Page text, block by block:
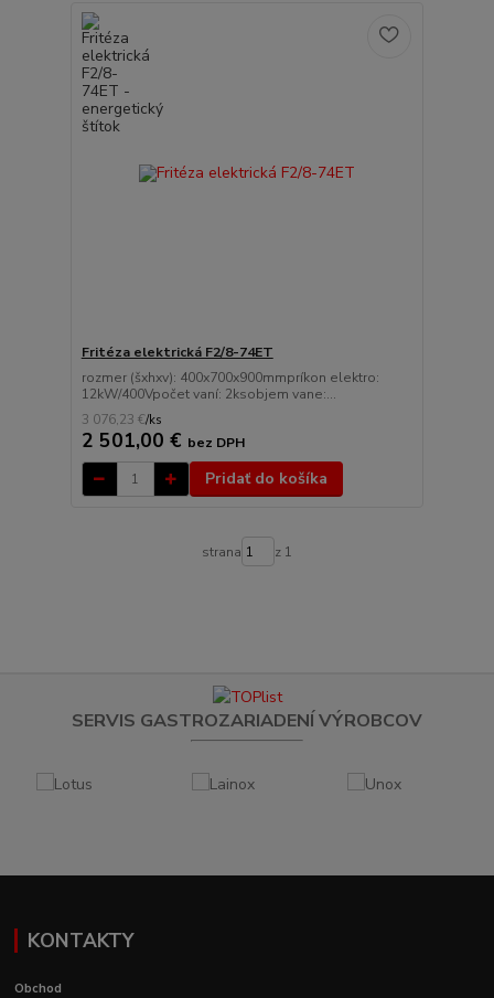
Fritéza elektrická F2/8-74ET
rozmer (šxhxv): 400x700x900mmpríkon elektro:
12kW/400Vpočet vaní: 2ksobjem vane:...
3 076,23 €/ks
2 501,00 € bez DPH
Pridať do košíka
strana z 1
SERVIS GASTROZARIADENÍ VÝROBCOV
KONTAKTY
Obchod